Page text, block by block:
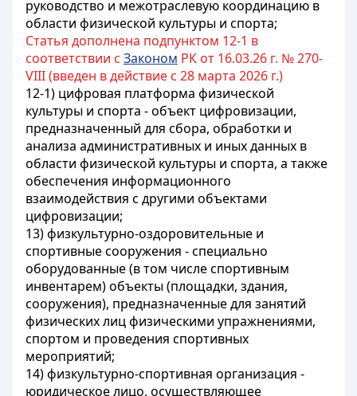
руководство и межотраслевую координацию в
области физической культуры и спорта;
Статья дополнена подпунктом 12-1 в
соответствии с Законом РК от 16.03.26 г. № 270-
VIII (введен в действие с 28 марта 2026 г.)
12-1) цифровая платформа физической
культуры и спорта - объект цифровизации,
предназначенный для сбора, обработки и
анализа административных и иных данных в
области физической культуры и спорта, а также
обеспечения информационного
взаимодействия с другими объектами
цифровизации;
13) физкультурно-оздоровительные и
спортивные сооружения - специально
оборудованные (в том числе спортивным
инвентарем) объекты (площадки, здания,
сооружения), предназначенные для занятий
физических лиц физическими упражнениями,
спортом и проведения спортивных
мероприятий;
14) физкультурно-спортивная организация -
юридическое лицо, осуществляющее